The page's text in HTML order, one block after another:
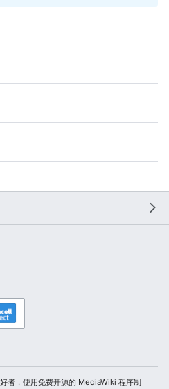
者，使用免费开源的 MediaWiki 程序制